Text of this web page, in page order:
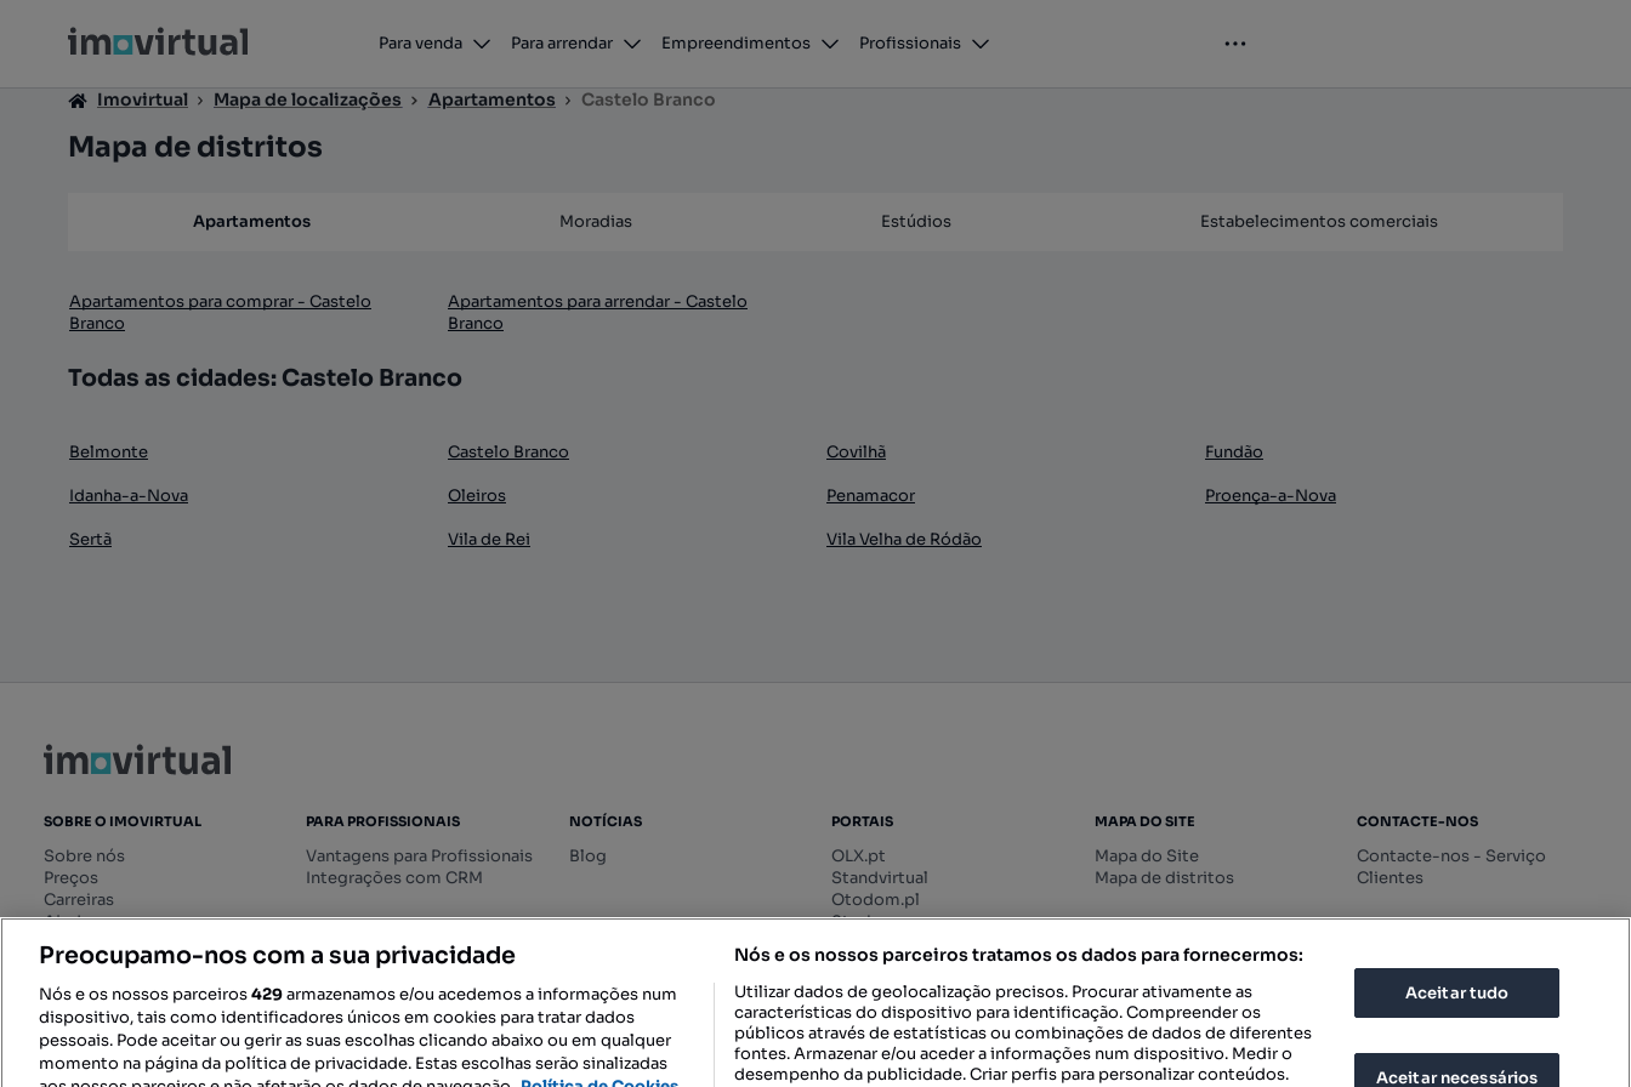
Para venda Para arrendar Empreendimentos Profissionais
Imovirtual Mapa de localizações Apartamentos Castelo Branco
Mapa de distritos
Apartamentos Moradias Estúdios Estabelecimentos comerciais
Apartamentos para comprar - Castelo
Branco
Apartamentos para arrendar - Castelo
Branco
Todas as cidades: Castelo Branco
Belmonte Castelo Branco Covilhã Fundão
Idanha-a-Nova Oleiros Penamacor Proença-a-Nova
Sertã Vila de Rei Vila Velha de Ródão
SOBRE O IMOVIRTUAL
Sobre nós
Preços
Carreiras
Ajuda
Livro de Reclamações online
Regulamento dos Serviços
Digitais
PARA PROFISSIONAIS
Vantagens para Profissionais
Integrações com CRM
NOTÍCIAS
Blog
PORTAIS
OLX.pt
Standvirtual
Otodom.pl
Storia.ro
MAPA DO SITE
Mapa do Site
Mapa de distritos
CONTACTE-NOS
Contacte-nos - Serviço
Clientes
SIGA-NOS: DESCARREGAR NA:
Preocupamo-nos com a sua privacidade
Nós e os nossos parceiros429armazenamos e/ou acedemos a informações num
dispositivo, tais como identificadores únicos em cookies para tratar dados
pessoais. Pode aceitar ou gerir as suas escolhas clicando abaixo ou em qualquer
momento na página da política de privacidade. Estas escolhas serão sinalizadas
Nós e os nossos parceiros tratamos os dados para fornecermos:
Utilizar dados de geolocalização precisos. Procurar ativamente as
características do dispositivo para identificação. Compreender os
públicos através de estatísticas ou combinações de dados de diferentes
fontes. Armazenar e/ou aceder a informações num dispositivo. Medir o
desempenho da publicidade. Criar perfis para personalizar conteúdos.
Aceitar tudo
Aceitar necessários